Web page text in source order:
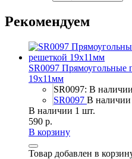
Рекомендуем
SR0097 Прямоугольные
19х11мм
SR0097: В
SR0097 В наличии
В наличии 1 шт.
590 р.
В корзину
Товар добавлен в